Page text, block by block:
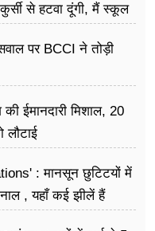
से हटवा दूंगी, मैं स्कूल
पर BCCI ने तोड़ी
ईमानदारी मिशाल, 20
लौटाई
: मानसून छुटिटयों में
, यहाँ कई झीलें हैं